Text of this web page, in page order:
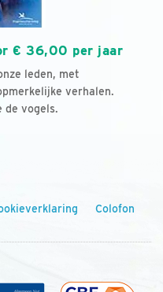
€ 36,00 per jaar
leden, met
verhalen.
de vogels.
Colofon